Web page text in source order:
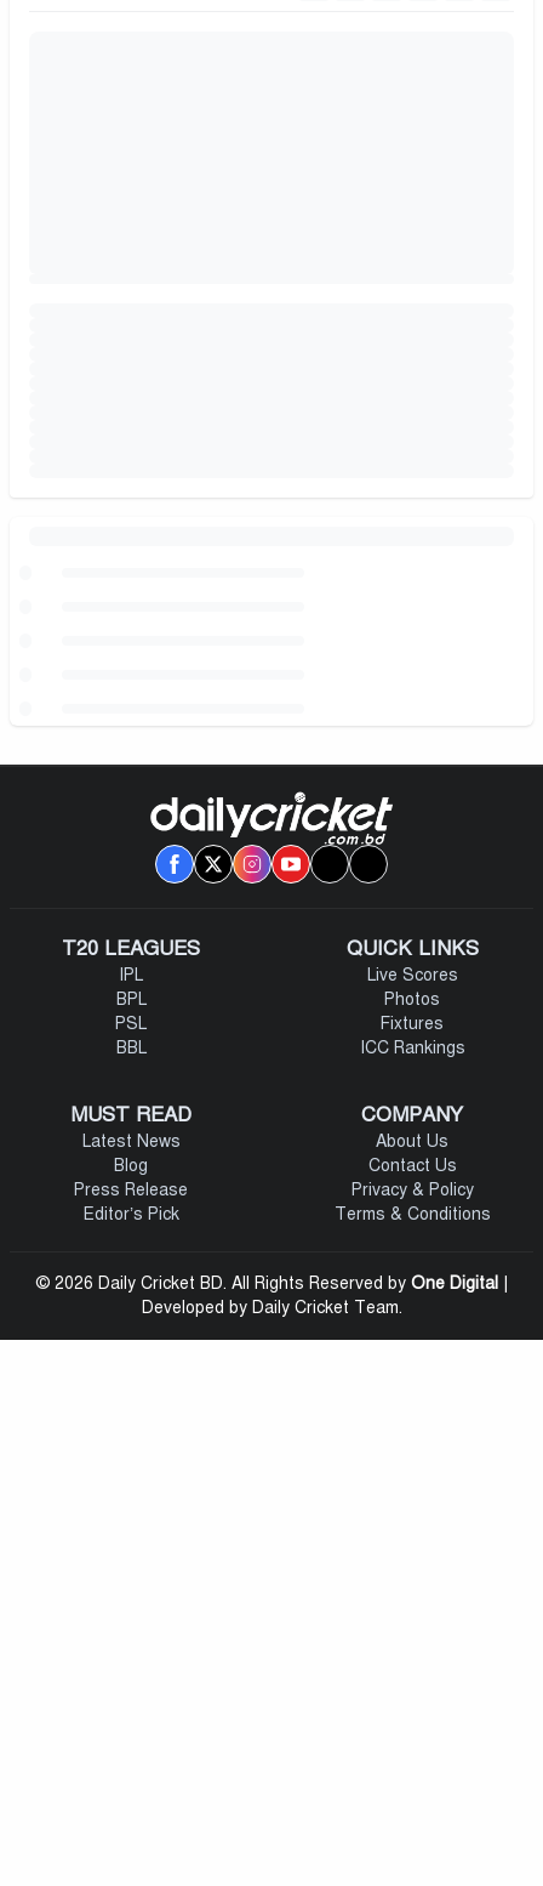
T20 LEAGUES
IPL
BPL
PSL
BBL
QUICK LINKS
Live Scores
Photos
Fixtures
ICC Rankings
MUST READ
Latest News
Blog
Press Release
Editor’s Pick
COMPANY
About Us
Contact Us
Privacy & Policy
Terms & Conditions
© 2026 Daily Cricket BD. All Rights Reserved by One Digital
Developed by Daily Cricket Team.